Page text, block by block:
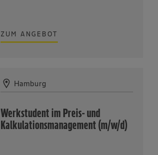
ZUM ANGEBOT
Hamburg
Werkstudent im Preis- und
Kalkulationsmanagement (m/w/d)